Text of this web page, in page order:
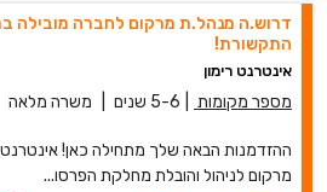
דרוש.ה מנהל.ת מרקום לחברה מובילה
התקשורת!
אינטרנט רימון
מספר מקומות 5-6 שנים משרה מלאה
ההזדמנות הבאה שלך מתחילה כאן!
מרקום לניהול והובלת מחלקת הפרסו...